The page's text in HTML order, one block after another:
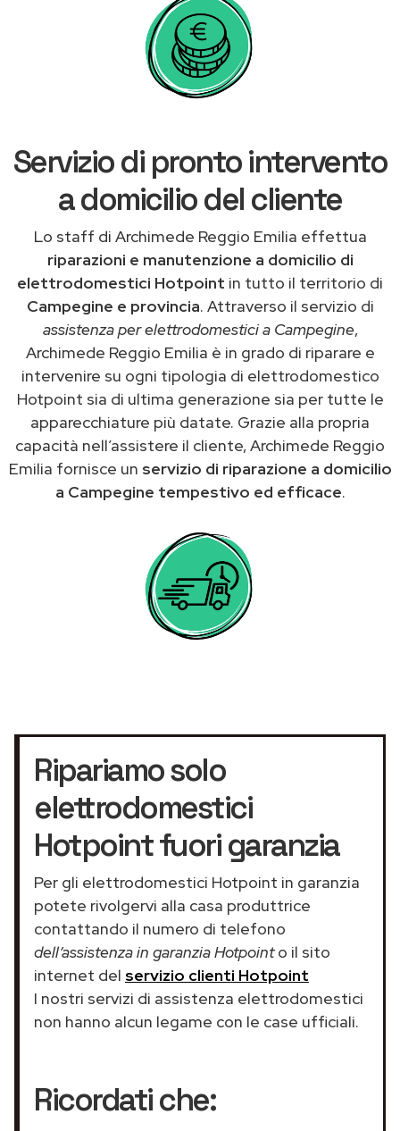
Servizio di pronto intervento
a domicilio del cliente
Lo staff di Archimede Reggio Emilia effettua
riparazioni e manutenzione a domicilio di
elettrodomestici Hotpoint in tutto il territorio di
Campegine e provincia. Attraverso il servizio di
assistenza per elettrodomestici a Campegine,
Archimede Reggio Emilia è in grado di riparare e
intervenire su ogni tipologia di elettrodomestico
Hotpoint sia di ultima generazione sia per tutte le
apparecchiature più datate. Grazie alla propria
capacità nell’assistere il cliente, Archimede Reggio
Emilia fornisce un servizio di riparazione a domicilio
a Campegine tempestivo ed efficace.
Ripariamo solo
elettrodomestici
Hotpoint fuori garanzia
Per gli elettrodomestici Hotpoint in garanzia
potete rivolgervi alla casa produttrice
contattando il numero di telefono
dell’assistenza in garanzia Hotpointo il sito
internet del servizio clienti Hotpoint
I nostri servizi di assistenza elettrodomestici
non hanno alcun legame con le case ufficiali.
Ricordati che: